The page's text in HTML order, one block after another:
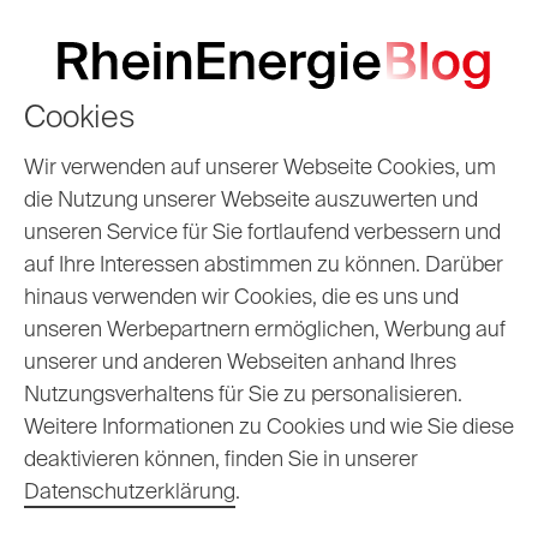
Cookies
Wir verwenden auf unserer Webseite Cookies, um
die Nutzung unserer Webseite auszuwerten und
unseren Service für Sie fortlaufend verbessern und
auf Ihre Interessen abstimmen zu können. Darüber
hinaus verwenden wir Cookies, die es uns und
unseren Werbepartnern ermöglichen, Werbung auf
unserer und anderen Webseiten anhand Ihres
Nutzungsverhaltens für Sie zu personalisieren.
Weitere Informationen zu Cookies und wie Sie diese
deaktivieren können, finden Sie in unserer
Datenschutzerklärung.
Haie-Kapitän Moritz
Müller: „Es knistert
in der Luft!“
09.02.2026 Oliver